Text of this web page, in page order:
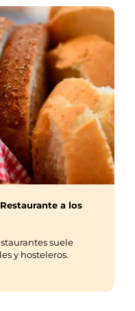
a los
suele
y hosteleros.